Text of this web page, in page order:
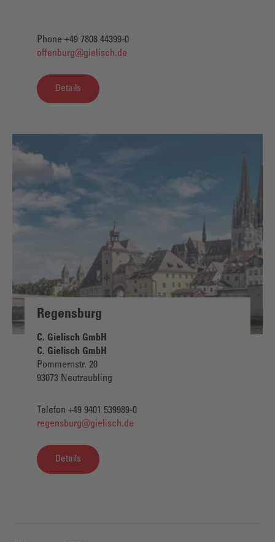
Phone +49 7808 44399-0
offenburg@gielisch.de
Details
Regensburg
C. Gielisch GmbH
C. Gielisch GmbH
Pommernstr. 20
93073 Neutraubling
Telefon +49 9401 539989-0
regensburg@gielisch.de
Details